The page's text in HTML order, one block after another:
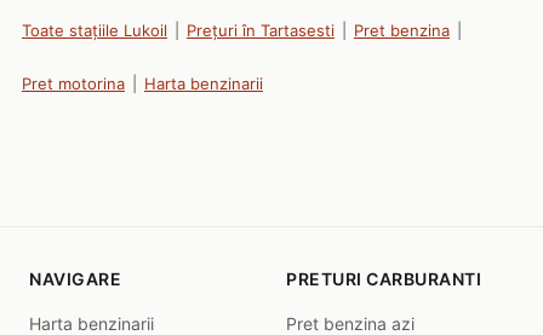
Toate stațiile Lukoil Prețuri în Tartasesti Pret benzina
Pret motorina Harta benzinarii
NAVIGARE
Harta benzinarii
PRETURI CARBURANTI
Pret benzina azi